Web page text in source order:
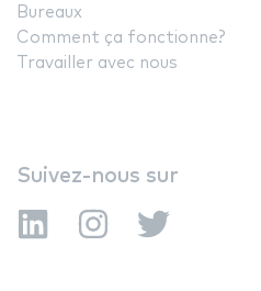
Bureaux
Comment ça fonctionne?
Travailler avec nous
Suivez-nous sur